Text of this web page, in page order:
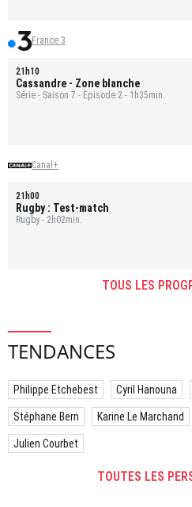
France 3
21h10
Cassandre - Zone blanche
Série - Saison 7 - Épisode 2 - 1h35min.
Canal+
21h00
Rugby : Test-match
Rugby - 2h02min.
TOUS LES
TENDANCES
Philippe Etchebest Cyril Hanouna
Stéphane Bern Karine Le Marchand
Julien Courbet
TOUTES LES